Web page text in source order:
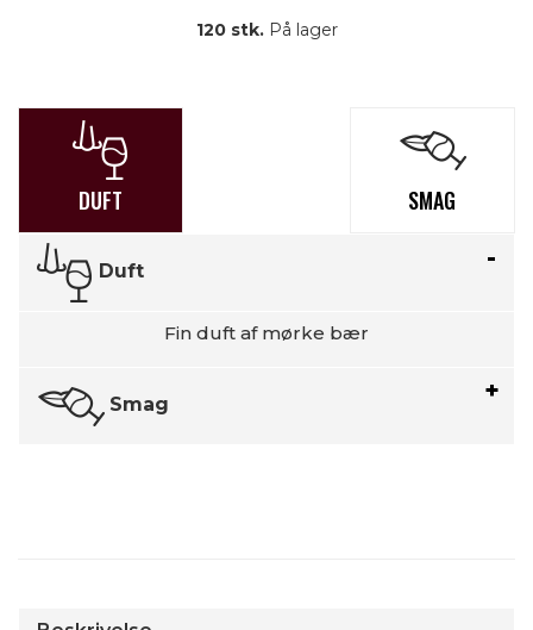
120 stk.På lager
DUFT SMAG
Duft
Fin duft af mørke bær
Smag